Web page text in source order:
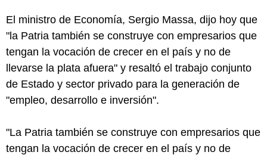
El ministro de Economía, Sergio Massa, dijo hoy que
"la Patria también se construye con empresarios que
tengan la vocación de crecer en el país y no de
llevarse la plata afuera" y resaltó el trabajo conjunto
de Estado y sector privado para la generación de
"empleo, desarrollo e inversión".
"La Patria también se construye con empresarios que
tengan la vocación de crecer en el país y no de